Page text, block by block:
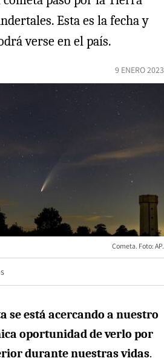
Esta es la fecha y
verse en el país.
9 ENERO 2023
Cometa. Foto: AP.
se está acercando a nuestro
oportunidad de verlo por
durante nuestras vidas.